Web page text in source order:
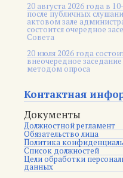
20 августа 2026 года в
после публичных
актовом зале
состоится очередное
Совета
20 июля 2026 года
внеочередное
методом опроса
Контактная
Документы
Должностной регламент
Обязательство лица
Политика
Список должностей
Цели обработки
данных